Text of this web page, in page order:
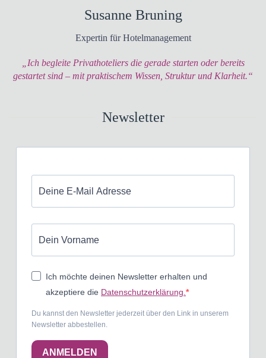
Susanne Bruning
Expertin für Hotelmanagement
„Ich begleite Privathoteliers die gerade starten oder bereits
gestartet sind – mit praktischem Wissen, Struktur und Klarheit.“
Newsletter
Ich möchte deinen Newsletter erhalten und
akzeptiere die Datenschutzerklärung.
Du kannst den Newsletter jederzeit über den Link in unserem
Newsletter abbestellen.
ANMELDEN